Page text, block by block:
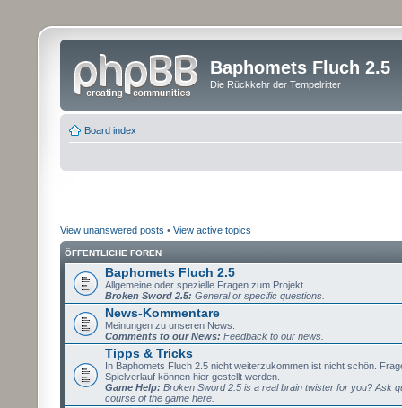
Baphomets Fluch 2.5
Die Rückkehr der Tempelritter
Board index
View unanswered posts • View active topics
ÖFFENTLICHE FOREN
Baphomets Fluch 2.5
Allgemeine oder spezielle Fragen zum Projekt.
Broken Sword 2.5: General or specific questions.
News-Kommentare
Meinungen zu unseren News.
Comments to our News: Feedback to our news.
Tipps & Tricks
In Baphomets Fluch 2.5 nicht weiterzukommen ist nicht schön.
Spielverlauf können hier gestellt werden.
Game Help: Broken Sword 2.5 is a real brain twister for you? Ask
course of the game here.